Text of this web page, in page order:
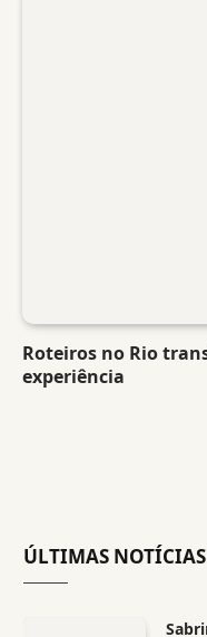
Roteiros no Rio
experiência
ÚLTIMAS NOTÍCIAS